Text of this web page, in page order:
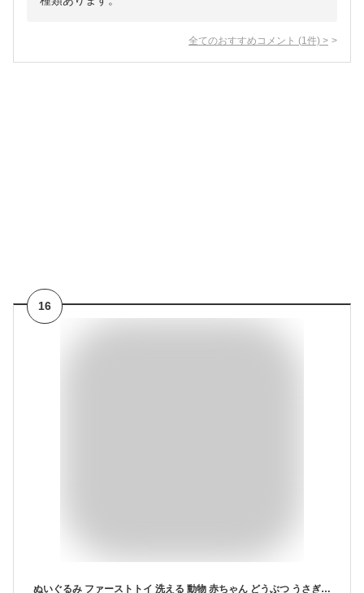
全てのおすすめコメント (1 件) >
16
ぬいぐるみ ファーストトイ 洗える 動物 赤ちゃん どうぶつ うさぎ くま 犬 恐竜 カエル ゾウ ユニコーン パンダ フクロウ ヒツジ 人形 ベビー キッズ ふわふわ かわいい おもちゃ 誕生日 出産祝い 女の子 贈り物 人気 ギフト プレゼント